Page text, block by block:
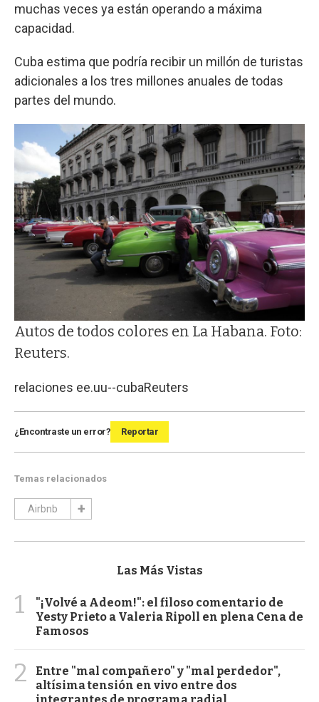
muchas veces ya están operando a máxima
capacidad.
Cuba estima que podría recibir un millón de turistas
adicionales a los tres millones anuales de todas
partes del mundo.
Autos de todos colores en La Habana. Foto:
Reuters.
relaciones ee.uu--cubaReuters
¿Encontraste un error? Reportar
Temas relacionados
Airbnb
Las Más Vistas
1
"¡Volvé a Adeom!": el filoso comentario de
Yesty Prieto a Valeria Ripoll en plena Cena de
Famosos
2
Entre "mal compañero" y "mal perdedor",
altísima tensión en vivo entre dos
integrantes de programa radial